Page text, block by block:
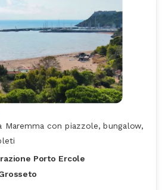
Maremma con piazzole, bungalow,
Porto Ercole